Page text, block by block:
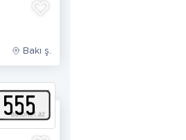
Bakı ş.
555